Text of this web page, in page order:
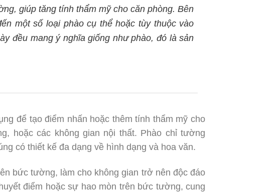
giúp tăng tính thẩm mỹ cho căn phòng. Bên
một số loại phào cụ thể hoặc tùy thuộc vào
đều mang ý nghĩa giống như phào, đó là sản
để tạo điểm nhấn hoặc thêm tính thẩm mỹ cho
hoặc các không gian nội thất. Phào chỉ tường
có thiết kế đa dạng về hình dạng và hoa văn.
bức tường, làm cho không gian trở nên độc đáo
điểm hoặc sự hao mòn trên bức tường, cung